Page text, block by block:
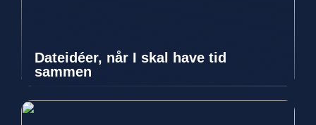
Dateidéer, når I skal have tid
sammen